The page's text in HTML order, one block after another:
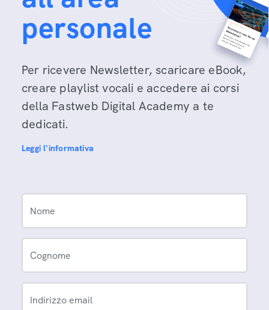
personale
Per ricevere Newsletter, scaricare eBook,
creare playlist vocali e accedere ai corsi
della Fastweb Digital Academy a te
dedicati.
Leggi l'informativa
Nome
Cognome
Indirizzo email